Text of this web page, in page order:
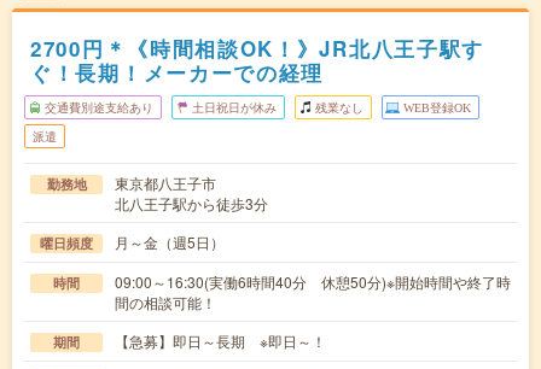
2700円＊《時間相談OK！》JR北八王子駅す
ぐ！長期！メーカーでの経理
交通費別途支給あり 土日祝日が休み 残業なし WEB登録OK
派遣
勤務地
東京都八王子市
北八王子駅から徒歩3分
曜日頻度 月～金（週5日）
時間
09:00～16:30(実働6時間40分 休憩50分)※開始時間や終了時
間の相談可能！
期間 【急募】即日～長期 ※即日～！